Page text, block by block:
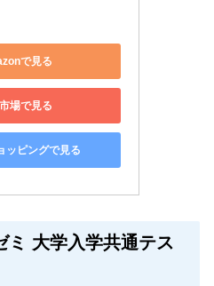
で見る
場で見る
ッピングで見る
ミ 大学入学共通テス